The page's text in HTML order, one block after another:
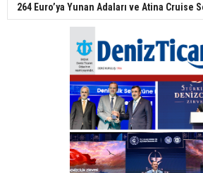
264 Euro’ya Yunan Adaları ve Atina Cruise